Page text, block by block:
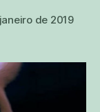
de 2019